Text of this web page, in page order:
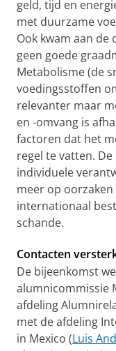
geld, tijd en
met duurzame
Ook kwam aan de
geen goede
Metabolisme (de
voedingsstoffen
relevanter maar
en -omvang is
factoren dat het
regel te vatten.
individuele
meer op
internationaal
schande.
Contacten
De bijeenkomst
alumnicommissie
afdeling
met de afdeling
in Mexico (Luis